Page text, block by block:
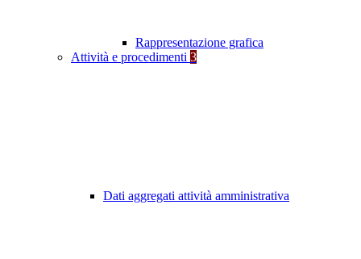
Rappresentazione grafica
Attività e procedimenti 3
Dati aggregati attività amministrativa